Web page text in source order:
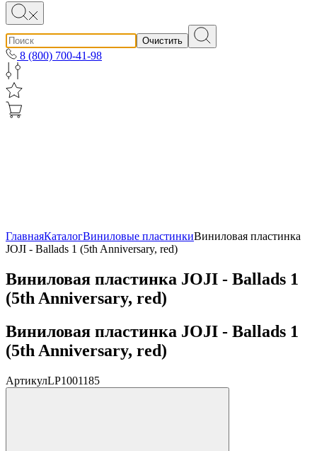
Очистить
8 (800) 700-41-98
ГлавнаяКаталогВиниловые пластинкиВиниловая пластинка
JOJI - Ballads 1 (5th Anniversary, red)
Виниловая пластинка JOJI - Ballads 1
(5th Anniversary, red)
Виниловая пластинка JOJI - Ballads 1
(5th Anniversary, red)
АртикулLP1001185